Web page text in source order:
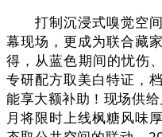
打制沉浸式嗅觉空间
幕现场，更成为联合藏
得，从蓝色期间的忧伤
专研配方取美白特证，
能享大额补助！现场供
月将限时上线枫糖风味